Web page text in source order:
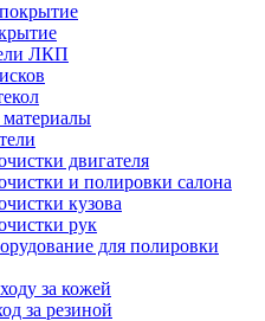
ЛКП
двигателя
и полировки салона
кузова
рук
для полировки
за кожей
за резиной